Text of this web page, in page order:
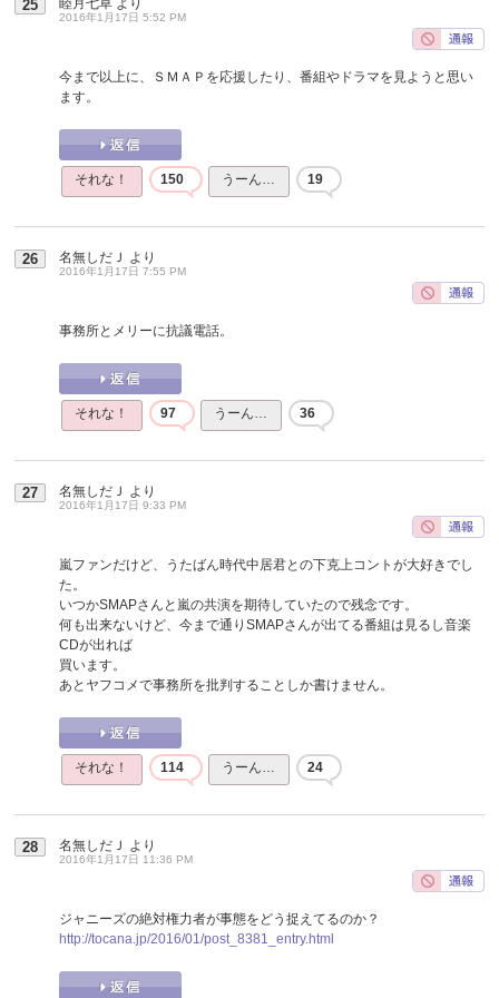
25
2016年1月17日 5:52 PM
今まで以上に、ＳＭＡＰを応援したり、番組やドラマを見ようと思い
ます。
それな！ 150 うーん… 19
26 名無しだＪ より
2016年1月17日 7:55 PM
事務所とメリーに抗議電話。
それな！ 97 うーん… 36
27 名無しだＪ より
2016年1月17日 9:33 PM
嵐ファンだけど、うたばん時代中居君との下克上コントが大好きでし
た。
いつかSMAPさんと嵐の共演を期待していたので残念です。
何も出来ないけど、今まで通りSMAPさんが出てる番組は見るし音楽
CDが出れば
買います。
あとヤフコメで事務所を批判することしか書けません。
それな！ 114 うーん… 24
28 名無しだＪ より
2016年1月17日 11:36 PM
ジャニーズの絶対権力者が事態をどう捉えてるのか？
http://tocana.jp/2016/01/post_8381_entry.html